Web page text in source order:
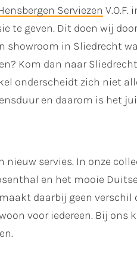
Serviezen
te geven. Dit doen wij
showroom in Sliedrecht
Kom dan naar
onderscheidt zich niet
en daarom is het
servies. In onze
en het mooie Duitse
daarbij geen
voor iedereen. Bij